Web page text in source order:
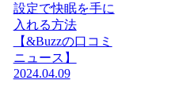
設定で快眠を手に
入れる方法
【&Buzzの口コミ
ニュース】
2024.04.09